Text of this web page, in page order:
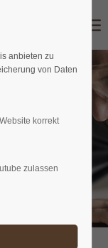
anbieten zu
von Daten
korrekt
zulassen